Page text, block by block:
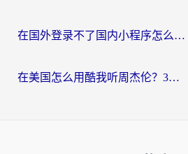
在国外登录不了国内小程序怎么办？选对回国加速器，轻松解锁国内资源
在美国怎么用酷我听周杰伦？3步搞定海外听歌难题